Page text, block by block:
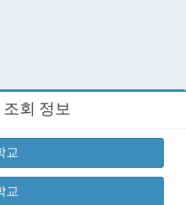
회 정보
교
교